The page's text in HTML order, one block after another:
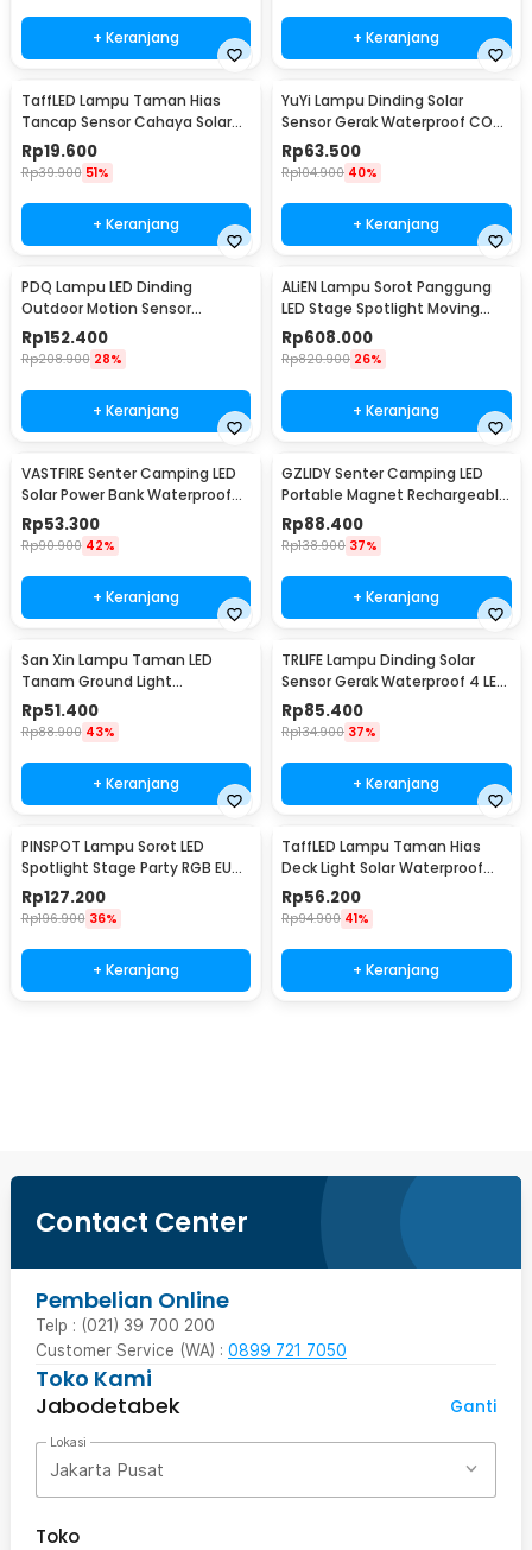
+ Keranjang + Keranjang
TaffLED Lampu Taman Hias
Tancap Sensor Cahaya Solar
Power Waterproof - EM300
Rp19.600
Rp39.900 51%
+ Keranjang
YuYi Lampu Dinding Solar
Sensor Gerak Waterproof COB
100LED Cool White - SMT-F100
Rp63.500
Rp104.900 40%
+ Keranjang
PDQ Lampu LED Dinding
Outdoor Motion Sensor
Waterproof Cool White 15W
Inner Light - 3120
Rp152.400
Rp208.900 28%
+ Keranjang
ALiEN Lampu Sorot Panggung
LED Stage Spotlight Moving
Head RGB 10W - DM512
Rp608.000
Rp820.900 26%
+ Keranjang
VASTFIRE Senter Camping LED
Solar Power Bank Waterproof
IP65 - YD-878A
Rp53.300
Rp90.900 42%
+ Keranjang
GZLIDY Senter Camping LED
Portable Magnet Rechargeable
2000 Lumens Big - W599A
Rp88.400
Rp138.900 37%
+ Keranjang
San Xin Lampu Taman LED
Tanam Ground Light
Waterproof 3W Warm White -
SX120
Rp51.400
Rp88.900 43%
+ Keranjang
TRLIFE Lampu Dinding Solar
Sensor Gerak Waterproof 4 LED
Cool White 4W - K7004
Rp85.400
Rp134.900 37%
+ Keranjang
PINSPOT Lampu Sorot LED
Spotlight Stage Party RGB EU
Plug 240V 10W - WRGB
Rp127.200
Rp196.900 36%
+ Keranjang
TaffLED Lampu Taman Hias
Deck Light Solar Waterproof
Warm White 8 PCS - L20
Rp56.200
Rp94.900 41%
+ Keranjang
Contact Center
Pembelian Online
Telp : (021) 39 700 200
Customer Service (WA) : 0899 721 7050
Toko Kami
Jabodetabek
Ganti
Lokasi
Jakarta Pusat
Toko